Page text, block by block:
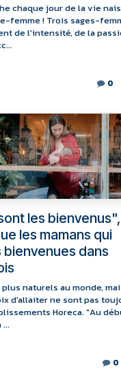
chaque jour de la vie
femme ! Trois sages-
de l'intensité, de la
0
les
les mamans qui
dans
naturels au monde,
d'allaiter ne sont pas
Horeca. "Au
0